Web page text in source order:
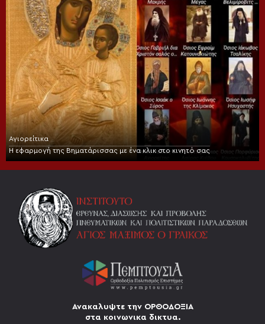
Αγιορείτικα
Η εφαρμογή της Βηματάρισσας με ένα κλικ στο κινητό σας
Ανακαλυψτε την ΟΡΘΟΔΟΞΙΑ
στα κοινωνικα δικτυα.